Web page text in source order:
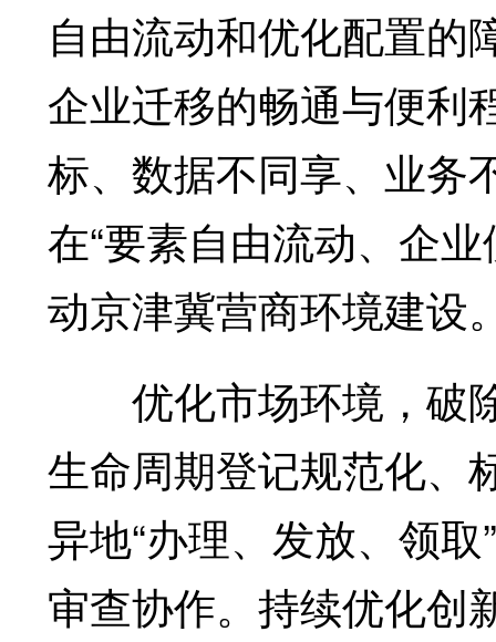
自由流动和优化配置的
企业迁移的畅通与便利
标、数据不同享、业务
在“要素自由流动、企
动京津冀营商环境建设
优化市场环境，破
生命周期登记规范化、
异地“办理、发放、领
审查协作。持续优化创